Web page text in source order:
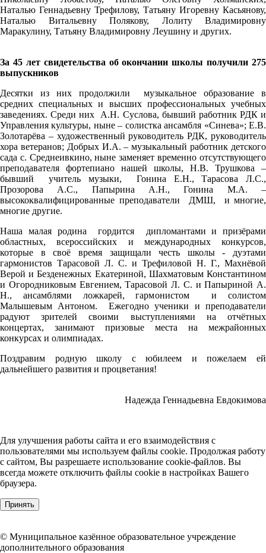
Наталью Геннадьевну Трефилову, Татьяну Игоревну Касьянову,
Наталью Витальевну Полякову, Лолиту Владимировну
Маракулину, Татьяну Владимировну Леушину и других.
За 45 лет свидетельства об окончании школы получили 275
выпускников
Десятки из них продолжили музыкальное образование в
средних специальных и высших профессиональных учебных
заведениях. Среди них А.Н. Суслова, бывший работник РДК и
Управления культуры, ныне – солистка ансамбля «Синева»; Е.В.
Золотарёва – художественный руководитель РДК, руководитель
хора ветеранов; Добрых И.А. – музыкальный работник детского
сада с. Среднеивкино, ныне заменяет временно отсутствующего
преподавателя фортепиано нашей школы, Н.В. Трушкова –
бывший учитель музыки, Гонина Е.Н., Тарасова Л.С.,
Прозорова А.С., Папырина А.Н., Гонина М.А. –
высококвалифицированные преподаватели ДМШ, и многие,
многие другие.
Наша малая родина гордится дипломантами и призёрами
областных, всероссийских и международных конкурсов,
которые в своё время защищали честь школы - дуэтами
гармонистов Тарасовой Л. С. и Трефиловой Н. Г., Махнёвой
Верой и Безденежных Екатериной, Шахматовым Константином
и Огородниковым Евгением, Тарасовой Л. С. и Папыриной А.
Н., ансамблями ложкарей, гармонистом и солистом
Малышевым Антоном. Ежегодно ученики и преподаватели
радуют зрителей своими выступлениями на отчётных
концертах, занимают призовые места на межрайонных
конкурсах и олимпиадах.
Поздравим родную школу с юбилеем и пожелаем ей
дальнейшего развития и процветания!
Надежда Геннадьевна Евдокимова
Для улучшения работы сайта и его взаимодействия с
пользователями мы используем файлы cookie. Продолжая работу
с сайтом, Вы разрешаете использование cookie-файлов. Вы
всегда можете отключить файлы cookie в настройках Вашего
браузера.
Принять
© Муниципальное казённое образовательное учреждение
дополнительного образования